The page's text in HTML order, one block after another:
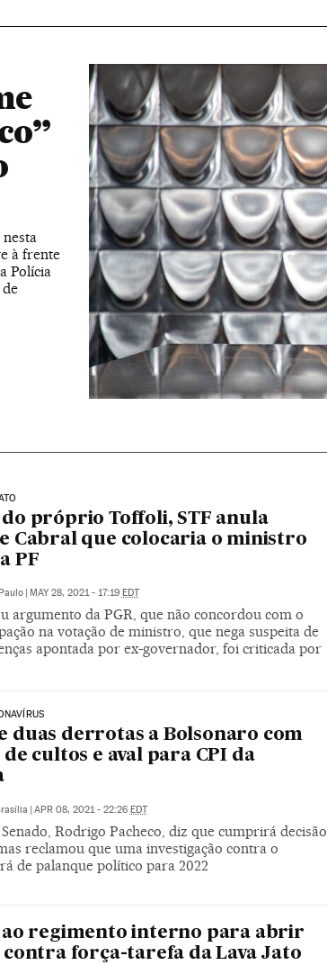
à frente
Polícia
do próprio Toffoli, STF anula
Cabral que colocaria o ministro
PF
| MAY 28, 2021 - 17:19 EDT
argumento da PGR, que não concordou com o
na votação de ministro, que nega suspeita de
apontada por ex-governador, foi criticada por
duas derrotas a Bolsonaro com
cultos e aval para CPI da
| APR 08, 2021 - 22:26 EDT
Rodrigo Pacheco, diz que cumprirá decisão
reclamou que uma investigação contra o
de palanque político para 2022
ao regimento interno para abrir
força-tarefa da Lava Jato